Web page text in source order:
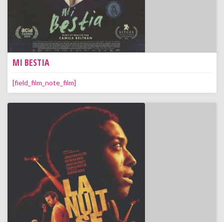
MI BESTIA
[field_film_note_film]